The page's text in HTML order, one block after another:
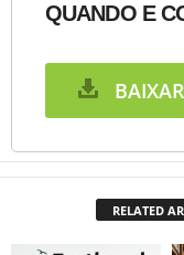
QUANDO E
RELATED